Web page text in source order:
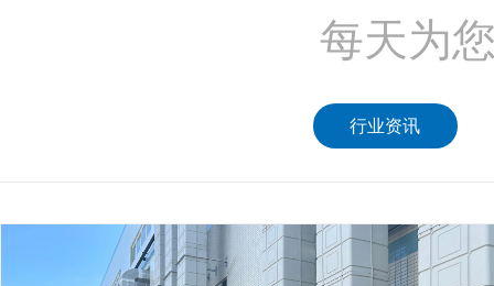
每天为
行业资讯